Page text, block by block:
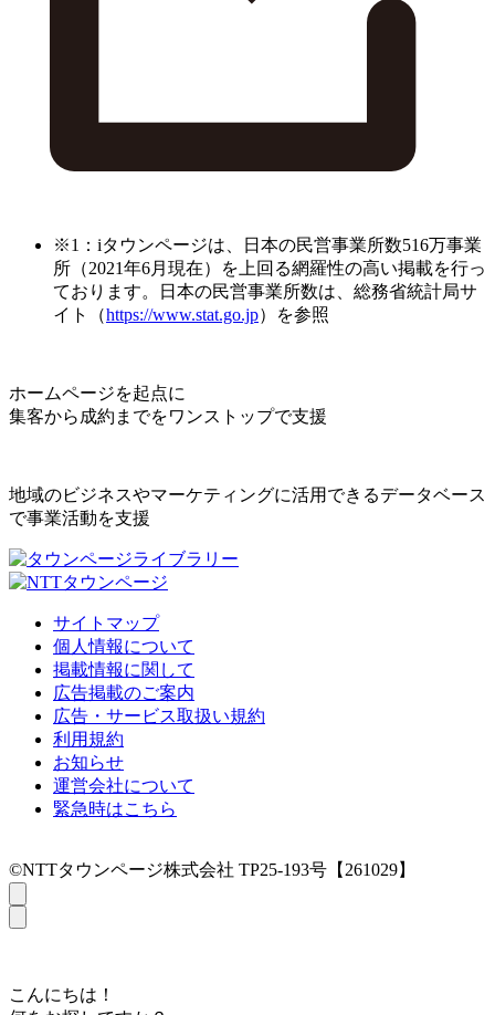
※1：iタウンページは、日本の民営事業所数516万事業
所（2021年6月現在）を上回る網羅性の高い掲載を行っ
ております。日本の民営事業所数は、総務省統計局サ
イト（https://www.stat.go.jp）を参照
ホームページを起点に
集客から成約までをワンストップで支援
地域のビジネスやマーケティングに活用できるデータベース
で事業活動を支援
サイトマップ
個人情報について
掲載情報に関して
広告掲載のご案内
広告・サービス取扱い規約
利用規約
お知らせ
運営会社について
緊急時はこちら
©NTTタウンページ株式会社 TP25-193号【261029】
こんにちは！